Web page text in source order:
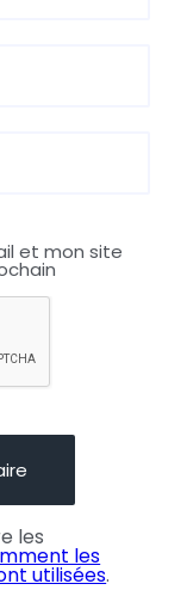
et mon site
les
les
utilisées.